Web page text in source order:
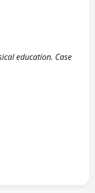
education. Case